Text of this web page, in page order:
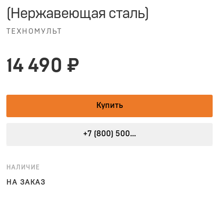
(Нержавеющая сталь)
ТЕХНОМУЛЬТ
14 490 ₽
Купить
+7 (800) 500...
НАЛИЧИЕ
НА ЗАКАЗ